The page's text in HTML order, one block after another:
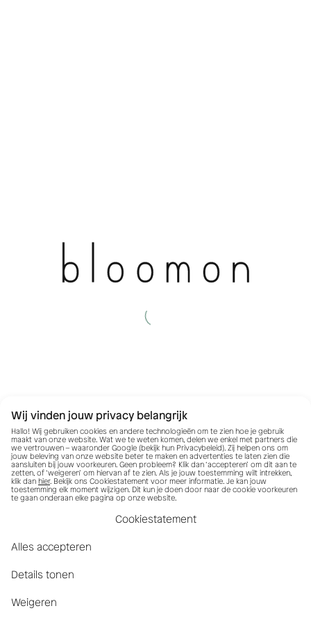
Wij vinden jouw privacy belangrijk
Hallo! Wij gebruiken cookies en andere technologieën om te zien hoe je gebruik
maakt van onze website. Wat we te weten komen, delen we enkel met partners die
we vertrouwen – waaronder Google (bekijk hun Privacybeleid). Zij helpen ons om
jouw beleving van onze website beter te maken en advertenties te laten zien die
aansluiten bij jouw voorkeuren. Geen probleem? Klik dan ‘accepteren’ om dit aan te
zetten, of ‘weigeren’ om hiervan af te zien. Als je jouw toestemming wilt intrekken,
klik dan hier. Bekijk ons Cookiestatement voor meer informatie. Je kan jouw
toestemming elk moment wijzigen. Dit kun je doen door naar de cookie voorkeuren
te gaan onderaan elke pagina op onze website.
Cookiestatement
Alles accepteren
Details tonen
Weigeren